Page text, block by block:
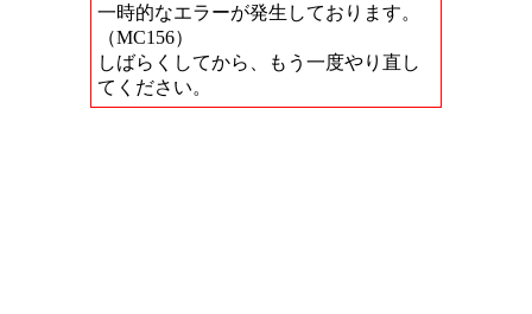
一時的なエラーが発生しております。
（MC156）
しばらくしてから、もう一度やり直し
てください。